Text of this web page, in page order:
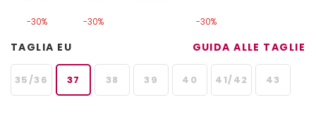
-30% -30% -30%
TAGLIA EU GUIDA ALLE TAGLIE
35/36 37 38 39 40 41/42 43